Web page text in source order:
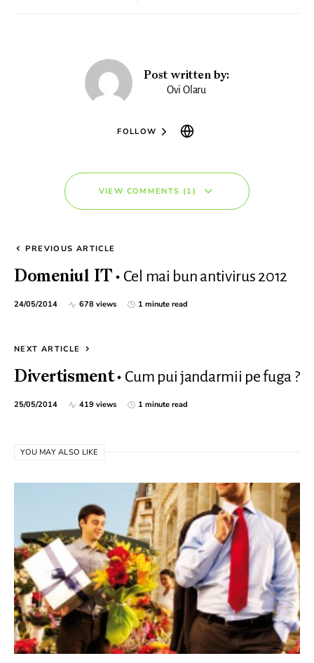
Post written by:
Ovi Olaru
FOLLOW
VIEW COMMENTS (1)
PREVIOUS ARTICLE
Domeniul IT Cel mai bun antivirus 2012
24/05/2014 678 views 1 minute read
NEXT ARTICLE
Divertisment Cum pui jandarmii pe fuga ?
25/05/2014 419 views 1 minute read
YOU MAY ALSO LIKE